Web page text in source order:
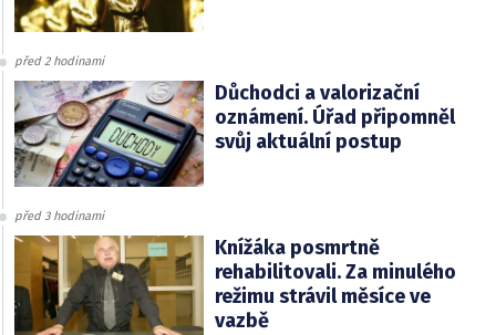
před 2 hodinami
Důchodci a valorizační
oznámení. Úřad připomněl
svůj aktuální postup
před 3 hodinami
Knížáka posmrtně
rehabilitovali. Za minulého
režimu strávil měsíce ve
vazbě